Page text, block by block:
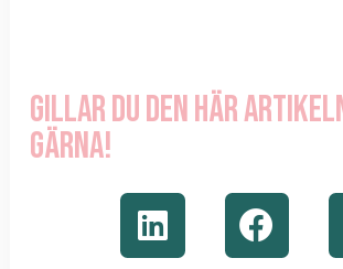
Gillar du den här
gärna!